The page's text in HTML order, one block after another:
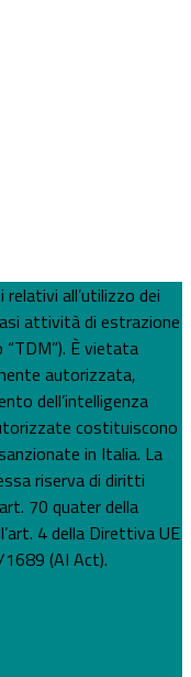
all’utilizzo dei
attività di estrazione
È vietata
autorizzata,
dell’intelligenza
costituiscono
in Italia. La
riserva di diritti
70 quater della
4 della Direttiva UE
(AI Act).